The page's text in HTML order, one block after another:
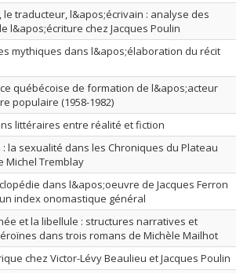
le traducteur, l&apos;écrivain : analyse des
l&apos;écriture chez Jacques Poulin
mythiques dans l&apos;élaboration du récit
québécoise de formation de l&apos;acteur
populaire (1958-1982)
littéraires entre réalité et fiction
la sexualité dans les Chroniques du Plateau
Michel Tremblay
dans l&apos;oeuvre de Jacques Ferron
index onomastique général
et la libellule : structures narratives et
dans trois romans de Michèle Mailhot
chez Victor-Lévy Beaulieu et Jacques Poulin